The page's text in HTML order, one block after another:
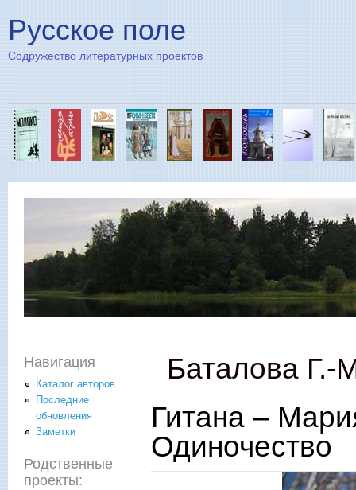
Русское поле
Содружество литературных проектов
Баталова Г.-
Гитана –
Одиночество
Навигация
Каталог авторов
Последние
обновления
Заметки
Родственные
проекты: